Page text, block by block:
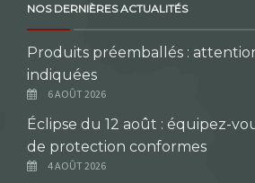
NOS DERNIÈRES ACTUALITÉS
Produits préemballés :
indiquées
6 AOÛT 2026
Éclipse du 12 août : équipez-
de protection conformes
4 AOÛT 2026